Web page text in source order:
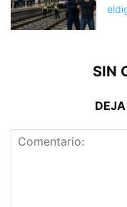
SIN